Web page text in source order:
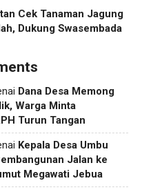
Cek Tanaman Jagung
Dukung Swasembada
Dana Desa Memong
Warga Minta
Turun Tangan
Kepala Desa Umbu
Jalan ke
Megawati Jebua